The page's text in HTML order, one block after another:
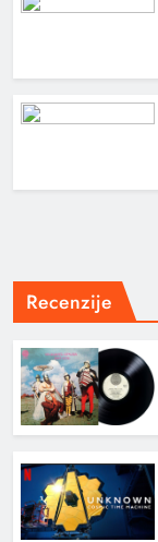
Recenzije